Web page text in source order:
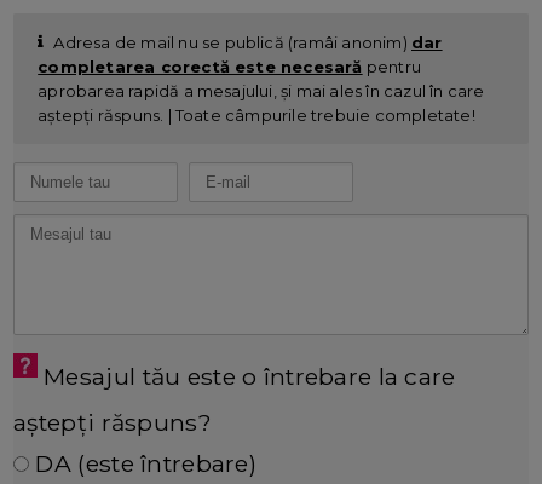
Adresa de mail nu se publică (ramâi anonim) dar
completarea corectă este necesară pentru
aprobarea rapidă a mesajului, și mai ales în cazul în care
aștepți răspuns. | Toate câmpurile trebuie completate!
Mesajul tău este o întrebare la care
aștepți răspuns?
DA (este întrebare)